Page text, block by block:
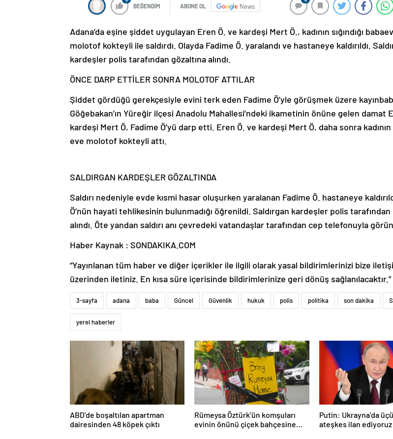
BEĞENDİM ABONE OL News
Adana’da eşine şiddet uygulayan Eren Ö. ve kardeşi Mert Ö., kadının sığındığı
molotof kokteyli ile saldırdı. Olayda Fadime Ö. yaralandı ve hastaneye kaldırıldı.
kardeşler polis tarafından gözaltına alındı.
ÖNCE DARP ETTİLER SONRA MOLOTOF ATTILAR
Şiddet gördüğü gerekçesiyle evini terk eden Fadime Ö’yle görüşmek üzere
Göğebakan’ın Yüreğir ilçesi Anadolu Mahallesi’ndeki ikametinin önüne gelen damat
kardeşi Mert Ö, Fadime Ö’yü darp etti. Eren Ö. ve kardeşi Mert Ö, daha sonra kadının
eve molotof kokteyli attı.
SALDIRGAN KARDEŞLER GÖZALTINDA
Saldırı nedeniyle evde kısmi hasar oluşurken yaralanan Fadime Ö. hastaneye
Ö’nün hayati tehlikesinin bulunmadığı öğrenildi. Saldırgan kardeşler polis tarafından
alındı. Öte yandan saldırı anı çevredeki vatandaşlar tarafından cep telefonuyla
Haber Kaynak : SONDAKIKA.COM
“Yayınlanan tüm haber ve diğer içerikler ile ilgili olarak yasal bildirimlerinizi bize
üzerinden iletiniz. En kısa süre içerisinde bildirimlerinize geri dönüş sağlanılacaktır.”
3-sayfa adana baba Güncel Güvenlik hukuk polis politika son dakika
yerel haberler
ABD’de boşaltılan apartman
dairesinden 48 köpek çıktı
Rümeysa Öztürk’ün komşuları
evinin önünü çiçek bahçesine
Putin: Ukrayna’da
ateşkes ilan ediyoruz